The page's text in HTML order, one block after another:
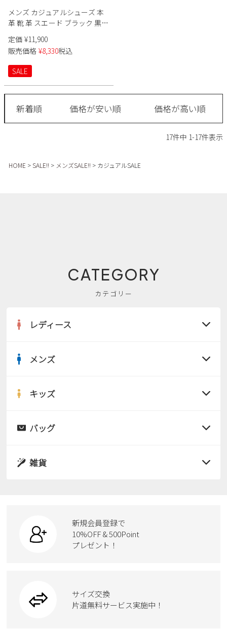
メンズ カジュアルシューズ 本
革 靴 革 スエード ブラック 黒
ダークブラウン スリッポン レ
ースアップシューズ 紐靴 レザ
ー ビバグラフィティ 2611 2612
定価 ¥11,900
販売価格 ¥8,330税込
SALE
新着順 価格が安い順 価格が高い順
17件中 1-17件表示
HOME SALE!! メンズSALE!! カジュアルSALE
CATEGORY
カテゴリー
レディース
サンダル
スニーカー
カジュアルシューズ
ワークシューズ
ウェア
メンズ
サンダル
ローファー
ブーツ
キッズ
サンダル
スクール
バッグ
ボディバッグ
ハンドバッグ
トートバッグ
雑貨
ケア用品
新規会員登録で
10%OFF & 500Point
プレゼント！
サイズ交換
片道無料サービス実施中！